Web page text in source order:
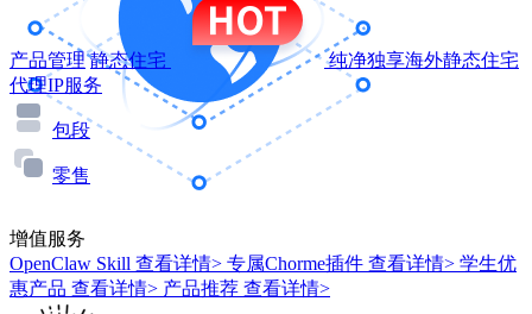
产品管理 静态住宅
纯净独享海外静态住宅
代理IP服务
包段
零售
增值服务
OpenClaw Skill 查看详情> 专属Chorme插件 查看详情> 学生优
惠产品 查看详情> 产品推荐 查看详情>